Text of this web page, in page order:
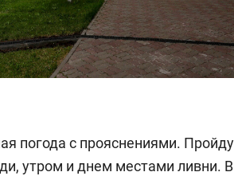
погода с прояснениями.
утром и днем местами ливни.